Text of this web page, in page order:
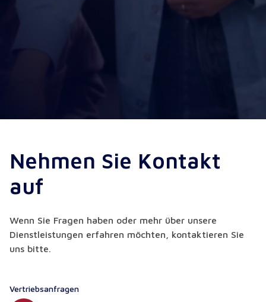
Nehmen Sie Kontakt
auf
Wenn Sie Fragen haben oder mehr über unsere
Dienstleistungen erfahren möchten, kontaktieren Sie
uns bitte.
Vertriebsanfragen